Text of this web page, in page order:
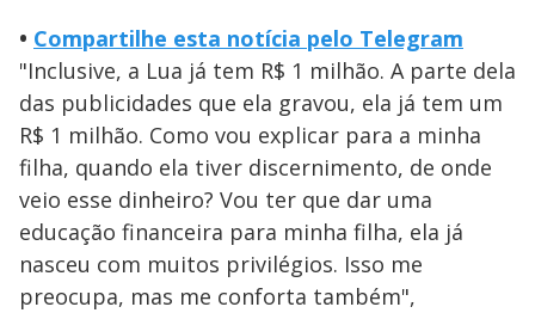
• Compartilhe esta notícia pelo Telegram
"Inclusive, a Lua já tem R$ 1 milhão. A parte dela
das publicidades que ela gravou, ela já tem um
R$ 1 milhão. Como vou explicar para a minha
filha, quando ela tiver discernimento, de onde
veio esse dinheiro? Vou ter que dar uma
educação financeira para minha filha, ela já
nasceu com muitos privilégios. Isso me
preocupa, mas me conforta também",